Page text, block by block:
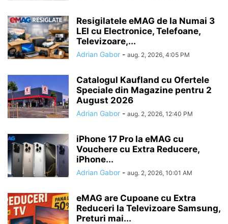
Resigilatele eMAG de la Numai 3
LEI cu Electronice, Telefoane,
Televizoare,...
Adrian Gabor - aug. 2, 2026, 4:05 PM
Catalogul Kaufland cu Ofertele
Speciale din Magazine pentru 2
August 2026
Adrian Gabor - aug. 2, 2026, 12:40 PM
iPhone 17 Pro la eMAG cu
Vouchere cu Extra Reducere,
iPhone...
Adrian Gabor - aug. 2, 2026, 10:01 AM
eMAG are Cupoane cu Extra
Reduceri la Televizoare Samsung,
Preturi mai...